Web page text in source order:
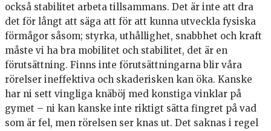
också stabilitet arbeta tillsammans. Det är inte att dra
det för långt att säga att för att kunna utveckla fysiska
förmågor såsom; styrka, uthållighet, snabbhet och kraft
måste vi ha bra mobilitet och stabilitet, det är en
förutsättning. Finns inte förutsättningarna blir våra
rörelser ineffektiva och skaderisken kan öka. Kanske
har ni sett vingliga knäböj med konstiga vinklar på
gymet – ni kan kanske inte riktigt sätta fingret på vad
som är fel, men rörelsen ser knas ut. Det saknas i regel